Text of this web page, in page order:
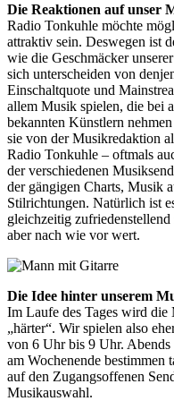
Die Reaktionen auf unser
Radio Tonkuhle möchte
attraktiv sein. Deswegen ist
wie die Geschmäcker
sich unterscheiden von
Einschaltquote und
allem Musik spielen, die bei
bekannten Künstlern
sie von der Musikredaktion
Radio Tonkuhle – oftmals
der verschiedenen
der gängigen Charts, Musik
Stilrichtungen. Natürlich ist
gleichzeitig
aber nach wie vor wert.
Die Idee hinter unserem
Im Laufe des Tages wird die
„härter“. Wir spielen also
von 6 Uhr bis 9 Uhr. Abends
am Wochenende bestimmen
auf den Zugangsoffenen
Musikauswahl.